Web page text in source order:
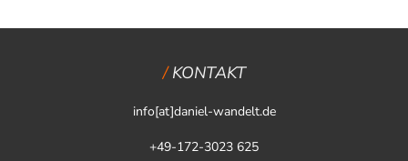
KONTAKT
info[at]daniel-wandelt.de
+49-172-3023 625